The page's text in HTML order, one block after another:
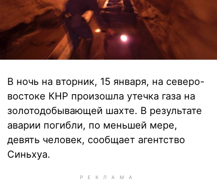
В ночь на вторник, 15 января, на северо-
востоке КНР произошла утечка газа на
золотодобывающей шахте. В результате
аварии погибли, по меньшей мере,
девять человек, сообщает агентство
Синьхуа.